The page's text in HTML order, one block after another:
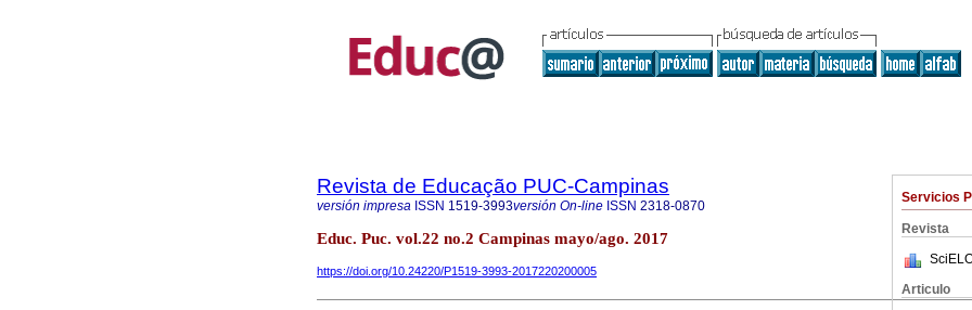
Servicios
Revista
Articulo
Revista de Educação PUC-Campinas
versión impresa ISSN 1519-3993versión On-line ISSN 2318-0870
Educ. Puc. vol.22 no.2 Campinas mayo/ago. 2017
https://doi.org/10.24220/P1519-3993-2017220200005